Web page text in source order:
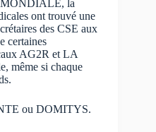
MONDIALE, la
ont trouvé une
des CSE aux
certaines
AG2R et LA
même si chaque
ou DOMITYS.